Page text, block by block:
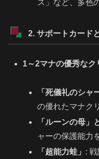
ス」など、多色
2. サポートカード
1～2マナの優秀なク
「死儀礼のシャ
の優れたマナク
「ルーンの母」
ャーの保護能力
「超能力蛙」 :